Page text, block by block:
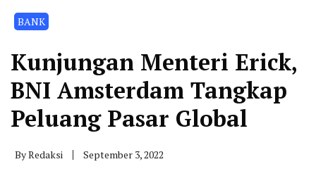
BANK
Kunjungan Menteri Erick,
BNI Amsterdam Tangkap
Peluang Pasar Global
ByRedaksi September 3, 2022